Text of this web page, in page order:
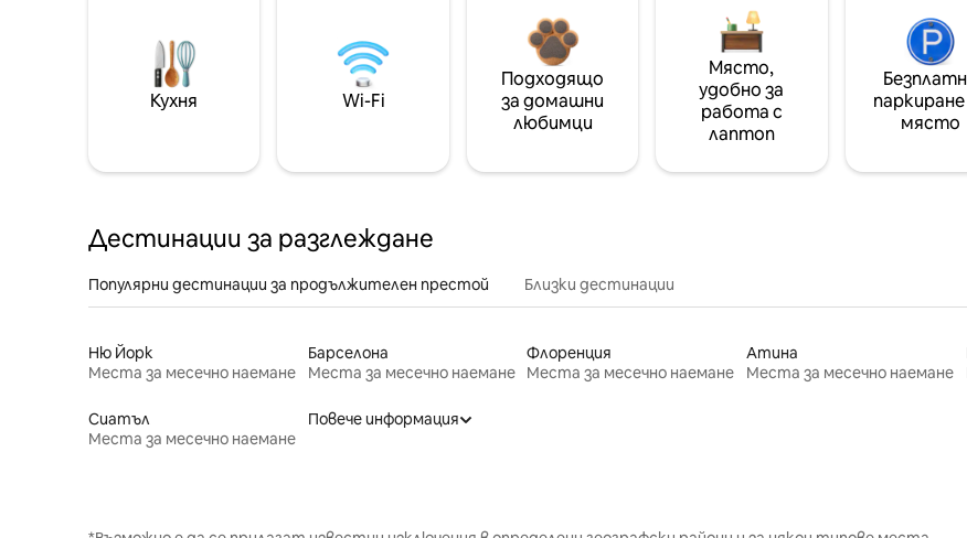
Кухня Wi-Fi
Подходящо
за домашни
любимци
Място,
удобно за
работа с
лаптоп
паркиране
място
Дестинации за разглеждане
Популярни дестинации за продължителен престой Близки дестинации
Ню Йорк
Места за месечно наемане
Барселона
Места за месечно наемане
Флоренция
Места за месечно наемане
Атина
Места за месечно наемане
Сиатъл
Места за месечно наемане
Повече информация